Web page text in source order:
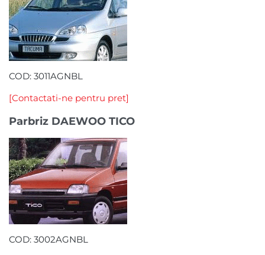
COD: 3011AGNBL
[Contactati-ne pentru pret]
Parbriz DAEWOO TICO
COD: 3002AGNBL